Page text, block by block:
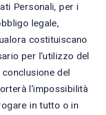
Personali, per i
legale,
costituiscano
per l’utilizzo del
del
l’impossibilità
in tutto o in